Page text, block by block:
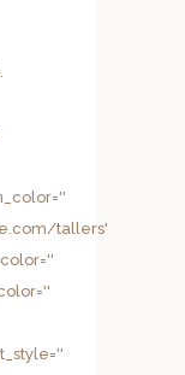
tallers'